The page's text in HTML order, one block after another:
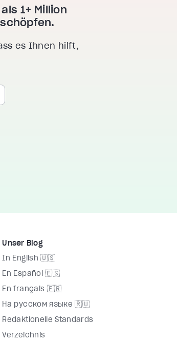
1+ Million
es Ihnen hilft,
Unser Blog
In English 🇺🇸
En Español 🇪🇸
En français 🇫🇷
На русском языке 🇷🇺
Redaktionelle Standards
Verzeichnis